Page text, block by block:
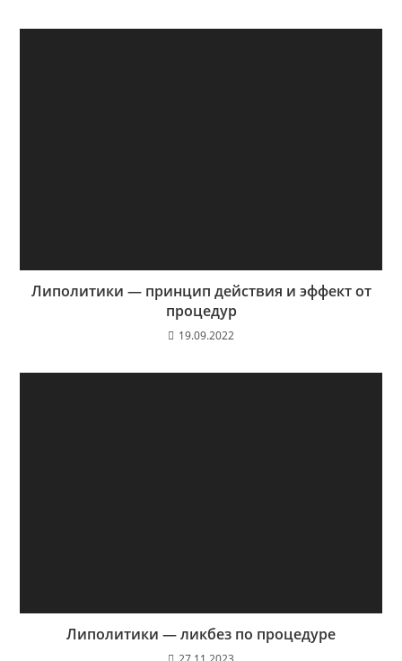
Липолитики — принцип действия и эффект от
процедур
19.09.2022
Липолитики — ликбез по процедуре